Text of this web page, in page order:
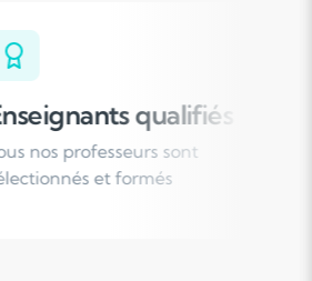
Organisation
Des horaires de cours
votre emploi du temps